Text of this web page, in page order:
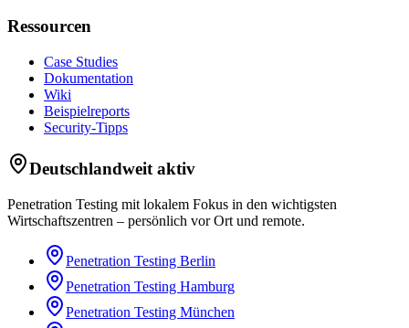
Ressourcen
Case Studies
Dokumentation
Wiki
Beispielreports
Security-Tipps
Deutschlandweit aktiv
Penetration Testing mit lokalem Fokus in den wichtigsten
Wirtschaftszentren – persönlich vor Ort und remote.
Penetration Testing Berlin
Penetration Testing Hamburg
Penetration Testing München